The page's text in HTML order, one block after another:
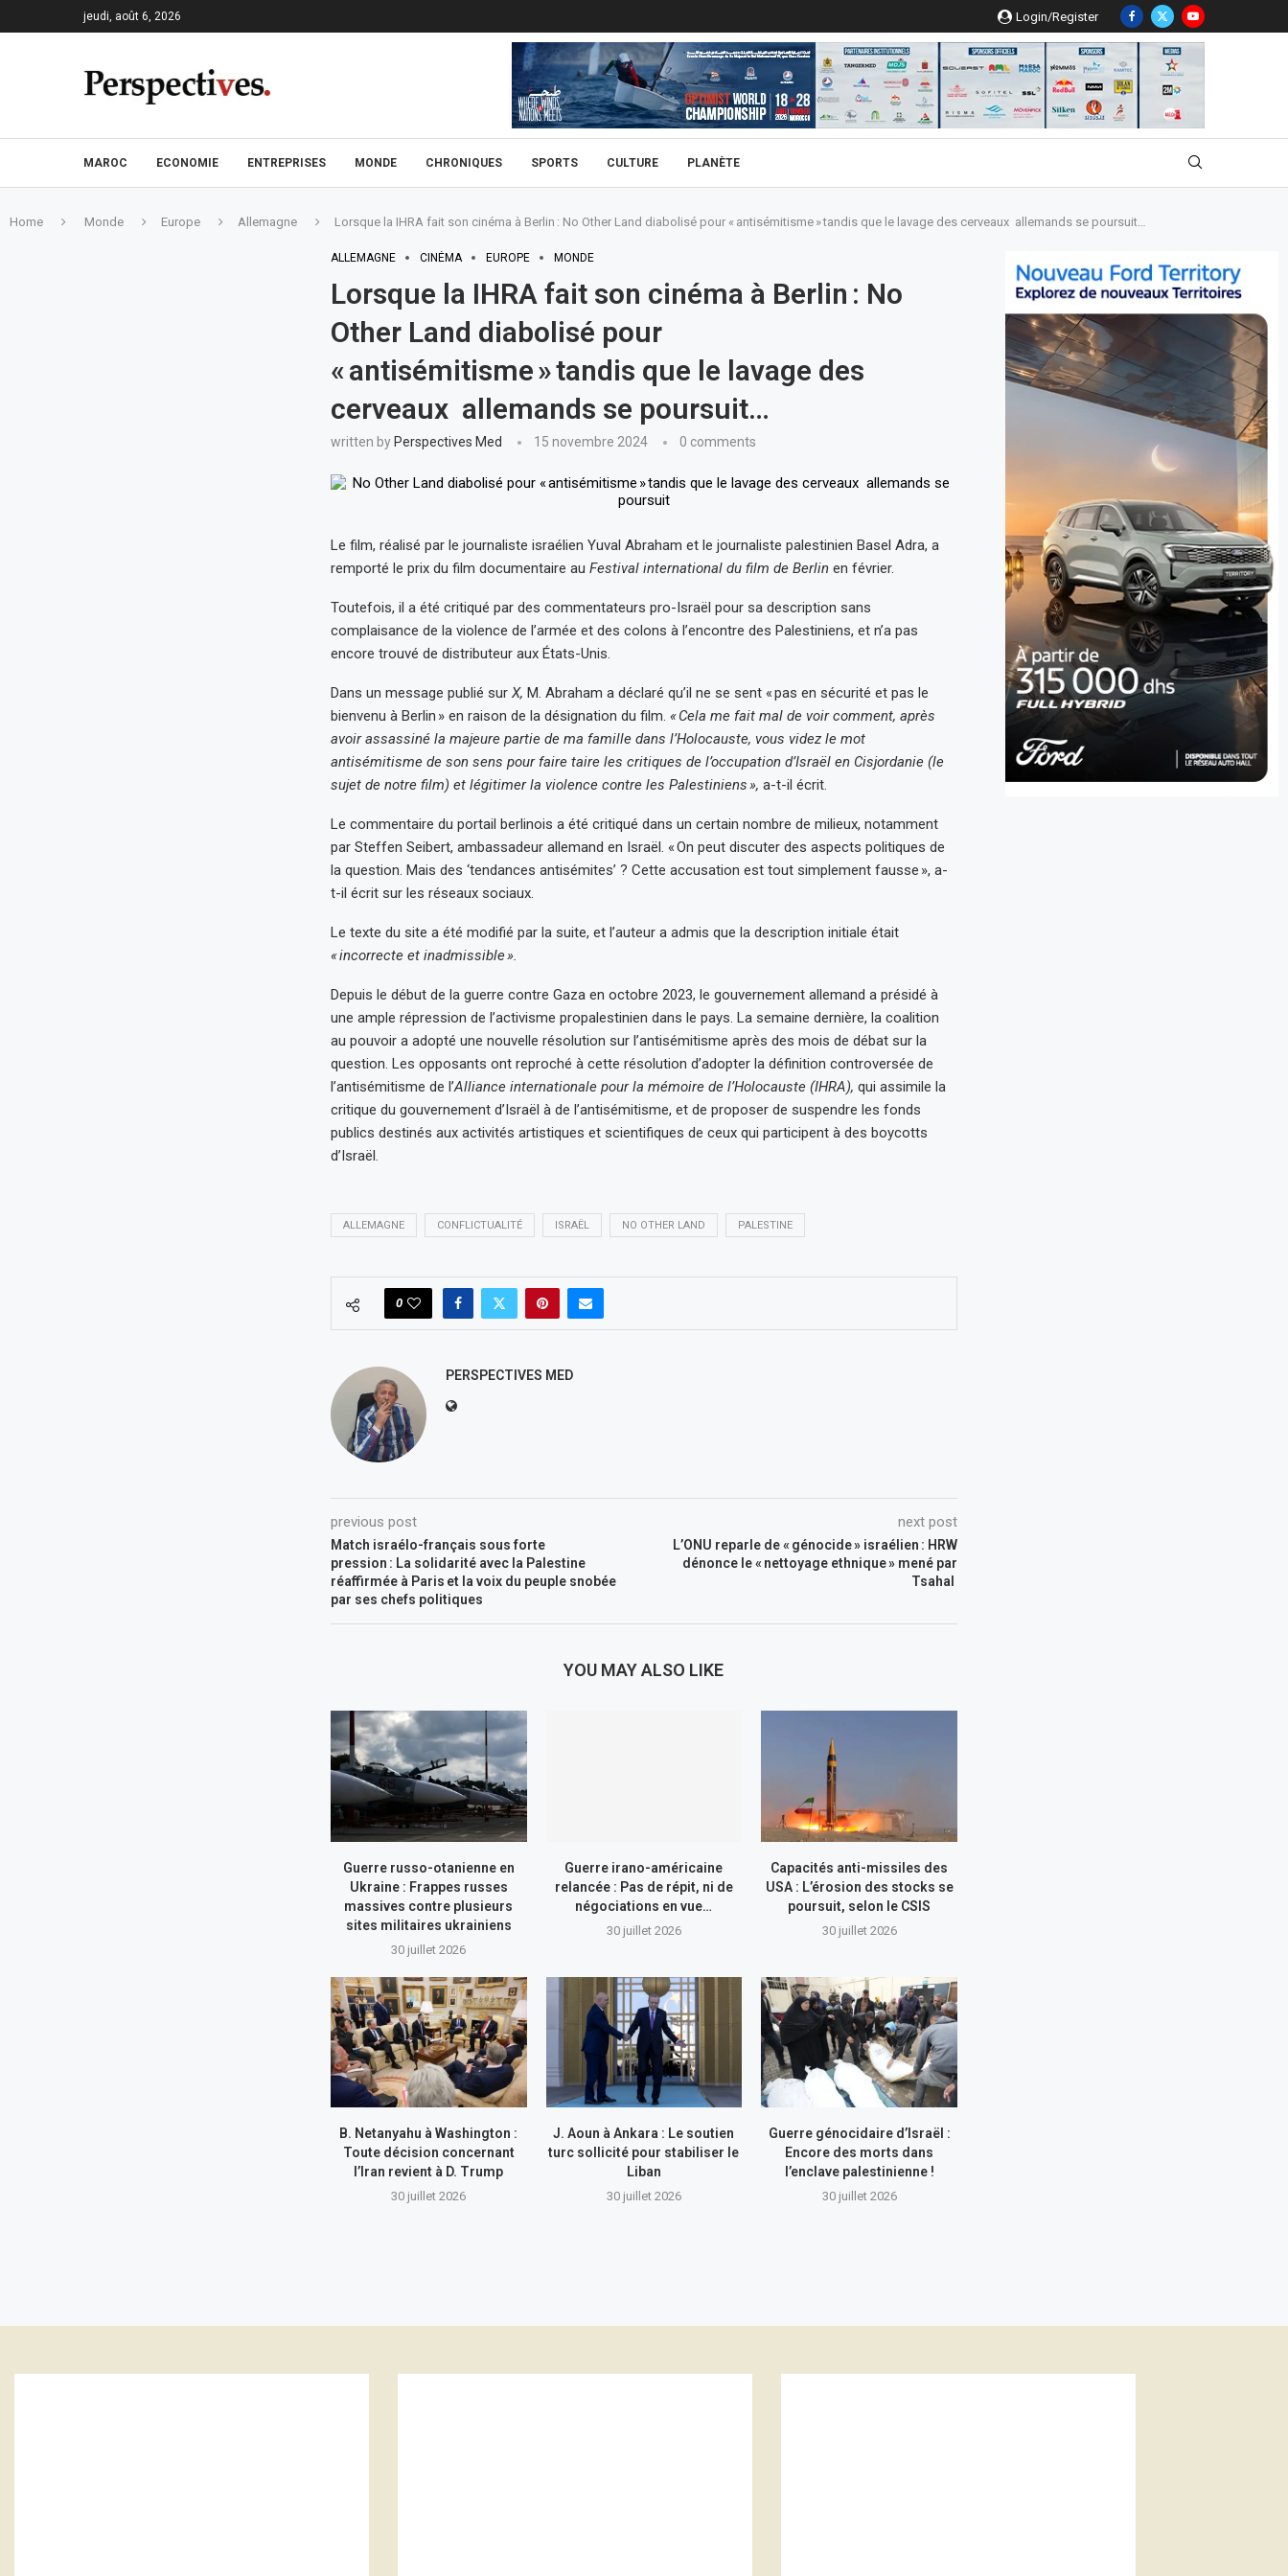
jeudi, août 6, 2026 Login/Register
MAROC ECONOMIE ENTREPRISES MONDE CHRONIQUES SPORTS CULTURE PLANÈTE
Home Monde Europe Allemagne Lorsque la IHRA fait son cinéma à Berlin : No Other Land diabolisé pour « antisémitisme » tandis que le lavage des cerveaux allemands se poursuit…
ALLEMAGNE CINÉMA EUROPE MONDE
Lorsque la IHRA fait son cinéma à Berlin : No
Other Land diabolisé pour
« antisémitisme » tandis que le lavage des
cerveaux allemands se poursuit…
written by Perspectives Med 15 novembre 2024 0 comments
Le film, réalisé par le journaliste israélien Yuval Abraham et le journaliste palestinien Basel Adra, a
remporté le prix du film documentaire au Festival international du film de Berlinen février.
Toutefois, il a été critiqué par des commentateurs pro-Israël pour sa description sans
complaisance de la violence de l’armée et des colons à l’encontre des Palestiniens, et n’a pas
encore trouvé de distributeur aux États-Unis.
Dans un message publié sur X, M. Abraham a déclaré qu’il ne se sent « pas en sécurité et pas le
bienvenu à Berlin » en raison de la désignation du film. « Cela me fait mal de voir comment, après
avoir assassiné la majeure partie de ma famille dans l’Holocauste, vous videz le mot
antisémitisme de son sens pour faire taire les critiques de l’occupation d’Israël en Cisjordanie (le
sujet de notre film) et légitimer la violence contre les Palestiniens », a-t-il écrit.
Le commentaire du portail berlinois a été critiqué dans un certain nombre de milieux, notamment
par Steffen Seibert, ambassadeur allemand en Israël. « On peut discuter des aspects politiques de
la question. Mais des ‘tendances antisémites’ ? Cette accusation est tout simplement fausse », a-
t-il écrit sur les réseaux sociaux.
Le texte du site a été modifié par la suite, et l’auteur a admis que la description initiale était
« incorrecte et inadmissible ».
Depuis le début de la guerre contre Gaza en octobre 2023, le gouvernement allemand a présidé à
une ample répression de l’activisme propalestinien dans le pays. La semaine dernière, la coalition
au pouvoir a adopté une nouvelle résolution sur l’antisémitisme après des mois de débat sur la
question. Les opposants ont reproché à cette résolution d’adopter la définition controversée de
l’antisémitisme de l’Alliance internationale pour la mémoire de l’Holocauste (IHRA), qui assimile la
critique du gouvernement d’Israël à de l’antisémitisme, et de proposer de suspendre les fonds
publics destinés aux activités artistiques et scientifiques de ceux qui participent à des boycotts
d’Israël.
ALLEMAGNE CONFLICTUALITÉ ISRAËL NO OTHER LAND PALESTINE
0
PERSPECTIVES MED
previous post
Match israélo-français sous forte
pression : La solidarité avec la Palestine
réaffirmée à Paris et la voix du peuple snobée
par ses chefs politiques
next post
L’ONU reparle de « génocide » israélien : HRW
dénonce le « nettoyage ethnique » mené par
Tsahal
YOU MAY ALSO LIKE
Guerre russo-otanienne en
Ukraine : Frappes russes
massives contre plusieurs
sites militaires ukrainiens
30 juillet 2026
Guerre irano-américaine
relancée : Pas de répit, ni de
négociations en vue…
30 juillet 2026
Capacités anti-missiles des
USA : L’érosion des stocks se
poursuit, selon le CSIS
30 juillet 2026
B. Netanyahu à Washington :
Toute décision concernant
l’Iran revient à D. Trump
30 juillet 2026
J. Aoun à Ankara : Le soutien
turc sollicité pour stabiliser le
Liban
30 juillet 2026
Guerre génocidaire d’Israël :
Encore des morts dans
l’enclave palestinienne !
30 juillet 2026